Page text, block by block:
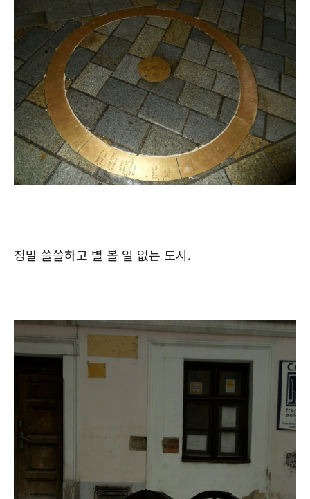
정말 쓸쓸하고 별 볼 일 없는 도시.